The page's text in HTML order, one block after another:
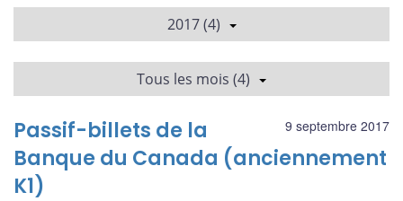
2017 (4)
Tous les mois (4)
9 septembre 2017
Passif-billets de la
Banque du Canada (anciennement
K1)